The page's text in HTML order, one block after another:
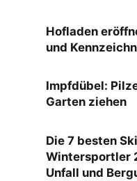
Hofladen
und
Impfdübel:
Garten ziehen
Die 7 besten
Wintersportler
Unfall und